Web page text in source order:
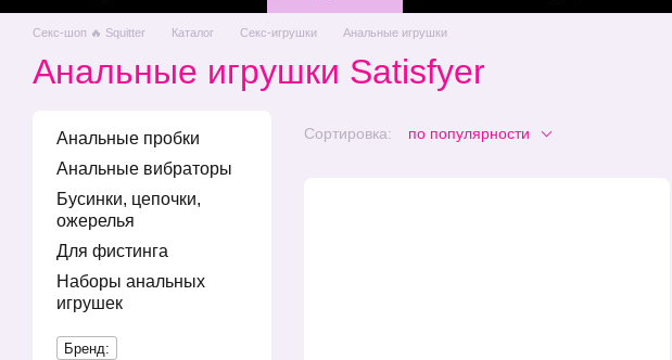
Секс-шоп 🔥 Squitter Каталог Секс-игрушки Анальные игрушки
Анальные игрушки Satisfyer
Сортировка: по популярности
Анальные пробки
Анальные вибраторы
Бусинки, цепочки,
ожерелья
Для фистинга
Наборы анальных
игрушек
Бренд: